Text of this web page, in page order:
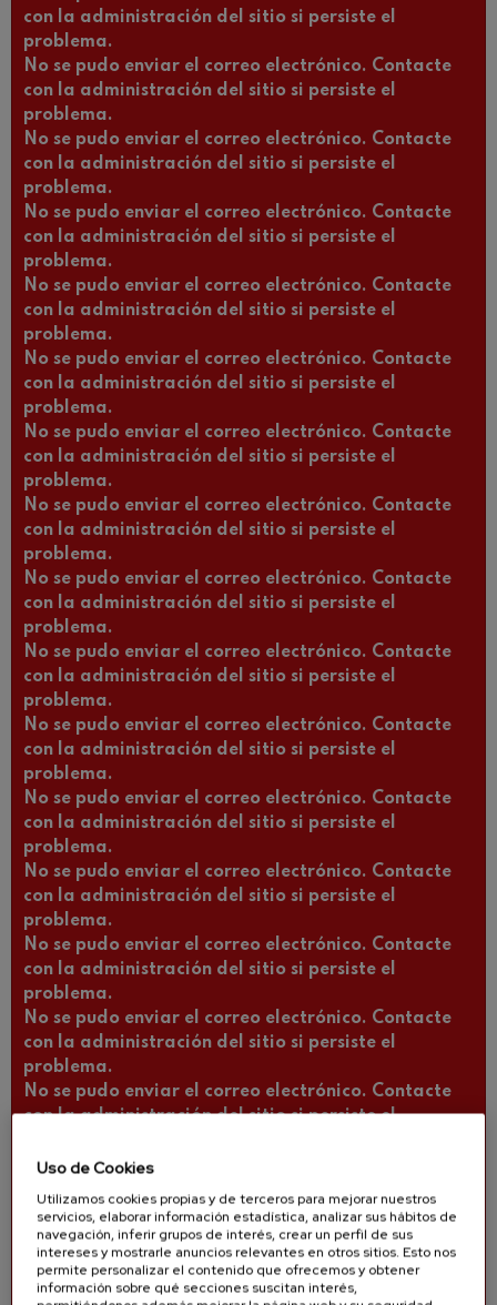
con la administración del sitio si persiste el
problema.
No se pudo enviar el correo electrónico. Contacte
con la administración del sitio si persiste el
problema.
No se pudo enviar el correo electrónico. Contacte
con la administración del sitio si persiste el
problema.
No se pudo enviar el correo electrónico. Contacte
con la administración del sitio si persiste el
problema.
No se pudo enviar el correo electrónico. Contacte
con la administración del sitio si persiste el
problema.
No se pudo enviar el correo electrónico. Contacte
con la administración del sitio si persiste el
problema.
No se pudo enviar el correo electrónico. Contacte
con la administración del sitio si persiste el
problema.
No se pudo enviar el correo electrónico. Contacte
con la administración del sitio si persiste el
problema.
No se pudo enviar el correo electrónico. Contacte
con la administración del sitio si persiste el
problema.
No se pudo enviar el correo electrónico. Contacte
con la administración del sitio si persiste el
problema.
No se pudo enviar el correo electrónico. Contacte
con la administración del sitio si persiste el
problema.
No se pudo enviar el correo electrónico. Contacte
con la administración del sitio si persiste el
problema.
No se pudo enviar el correo electrónico. Contacte
con la administración del sitio si persiste el
problema.
No se pudo enviar el correo electrónico. Contacte
con la administración del sitio si persiste el
problema.
No se pudo enviar el correo electrónico. Contacte
con la administración del sitio si persiste el
problema.
No se pudo enviar el correo electrónico. Contacte
con la administración del sitio si persiste el
No se pudo enviar el correo electrónico. Contacte
con la administración del sitio si persiste el
problema.
No se pudo enviar el correo electrónico. Contacte
con la administración del sitio si persiste el
problema.
Uso de Cookies
Utilizamos cookies propias y de terceros para mejorar nuestros
servicios, elaborar información estadística, analizar sus hábitos de
navegación, inferir grupos de interés, crear un perfil de sus
intereses y mostrarle anuncios relevantes en otros sitios. Esto nos
permite personalizar el contenido que ofrecemos y obtener
información sobre qué secciones suscitan interés,